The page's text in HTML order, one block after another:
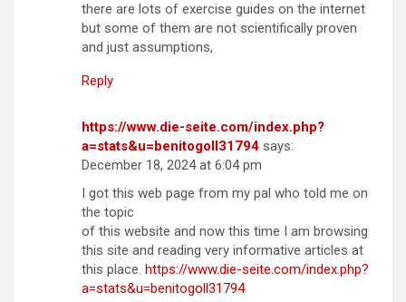
there are lots of exercise guides on the internet
but some of them are not scientifically proven
and just assumptions,
Reply
https://www.die-seite.com/index.php?
a=stats&u=benitogoll31794 says:
December 18, 2024 at 6:04 pm
I got this web page from my pal who told me on
the topic
of this website and now this time I am browsing
this site and reading very informative articles at
this place. https://www.die-seite.com/index.php?
a=stats&u=benitogoll31794